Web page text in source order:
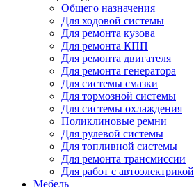
Общего назначения
Для ходовой системы
Для ремонта кузова
Для ремонта КПП
Для ремонта двигателя
Для ремонта генератора
Для системы смазки
Для тормозной системы
Для системы охлаждения
Поликлиновые ремни
Для рулевой системы
Для топливной системы
Для ремонта трансмиссии
Для работ с автоэлектрикой
Мебель